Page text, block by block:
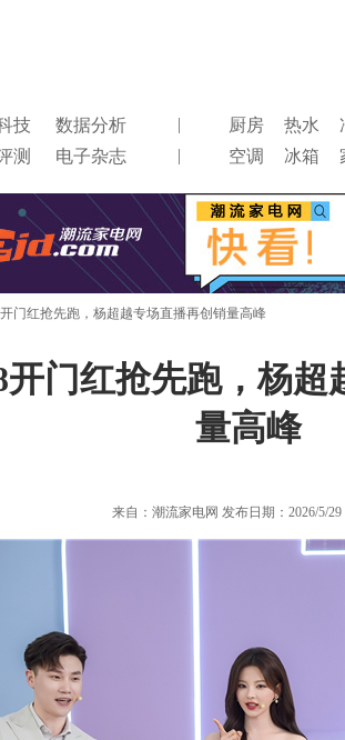
技 数据分析 | 厨房 热水
测 电子杂志 | 空调 冰箱
门红抢先跑，杨超越专场直播再创销量高峰
开门红抢先跑，杨超
量高峰
来自：潮流家电网 发布日期：2026/5/29